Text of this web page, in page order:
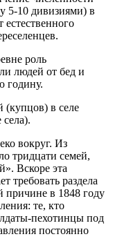
5-10 дивизиями) в
естественного
роль
людей от бед и
годину.
(купцов) в селе
вокруг. Из
тридцати семей,
Вскоре эта
требовать раздела
причине в 1848 году
те, кто
пехотинцы под
постоянно